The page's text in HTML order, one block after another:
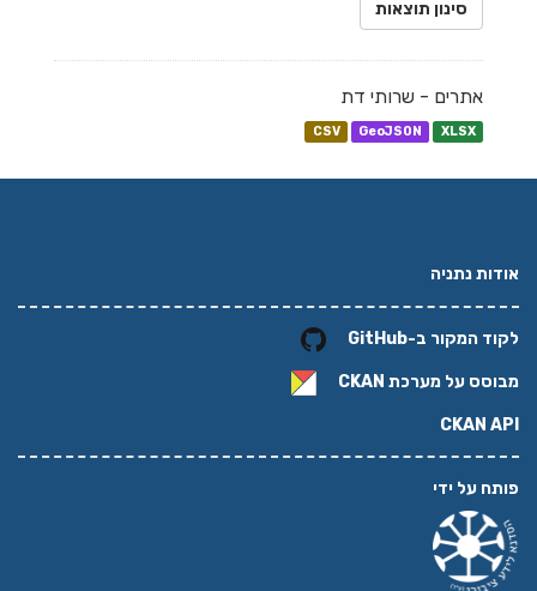
סינון תוצאות
אתרים - שרותי דת
CSV GeoJSON XLSX
אודות נתניה
לקוד המקור ב-GitHub
מבוסס על מערכת CKAN
CKAN API
פותח על ידי